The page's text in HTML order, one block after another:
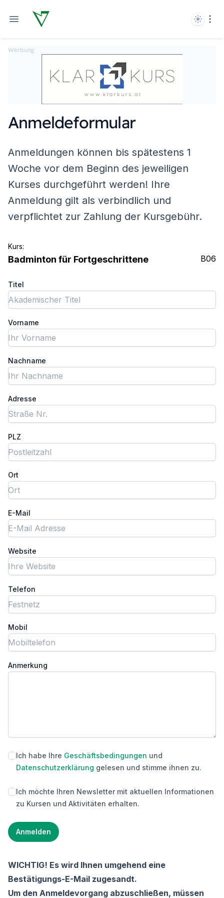
Theme
Werbung
Anmeldeformular
Anmeldungen können bis spätestens 1
Woche vor dem Beginn des jeweiligen
Kurses durchgeführt werden! Ihre
Anmeldung gilt als verbindlich und
verpflichtet zur Zahlung der Kursgebühr.
Kurs:
Badminton für Fortgeschrittene B06
Titel
Vorname
Nachname
Adresse
PLZ
Ort
E-Mail
Website
Telefon
Mobil
Anmerkung
Ich habe Ihre Geschäftsbedingungen und
Datenschutzerklärung gelesen und stimme ihnen zu.
Ich möchte Ihren Newsletter mit aktuellen Informationen
zu Kursen und Aktivitäten erhalten.
Anmelden
WICHTIG! Es wird Ihnen umgehend eine
Bestätigungs-E-Mail zugesandt.
Um den Anmeldevorgang abzuschließen, müssen